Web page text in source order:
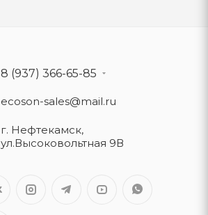
8 (937) 366-65-85
ecoson-sales@mail.ru
г. Нефтекамск,
ул.Высоковольтная 9В